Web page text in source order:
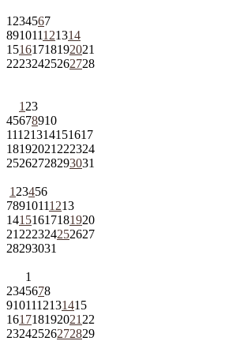
1 234567
891011121314
15161718192021
22232425262728
1 23
45678910
11121314151617
18192021 222324
25262728293031
1 23456
78910111213
14151617181920
21 222324252627
28293031
1
2345678
9101112131415
161718192021 22
23242526272829